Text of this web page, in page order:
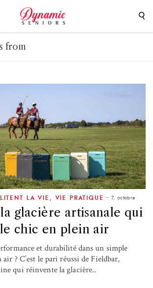
from
LA VIE VIE PRATIQUE 7, octobre
glacière artisanale qui
chic en plein air
et durabilité dans un simple
air ? C’est le pari réussi de Fieldbar,
qui réinvente la glacière..